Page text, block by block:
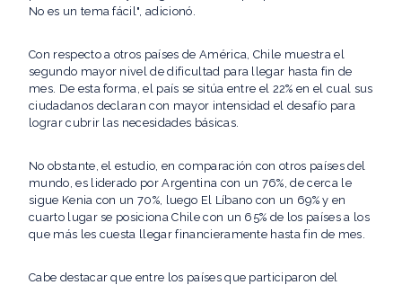
No es un tema fácil", adicionó.
Con respecto a otros países de América, Chile muestra el
segundo mayor nivel de dificultad para llegar hasta fin de
mes. De esta forma, el país se sitúa entre el 22% en el cual sus
ciudadanos declaran con mayor intensidad el desafío para
lograr cubrir las necesidades básicas.
No obstante, el estudio, en comparación con otros países del
mundo, es liderado por Argentina con un 76%, de cerca le
sigue Kenia con un 70%, luego El Líbano con un 69% y en
cuarto lugar se posiciona Chile con un 65% de los países a los
que más les cuesta llegar financieramente hasta fin de mes.
Cabe destacar que entre los países que participaron del